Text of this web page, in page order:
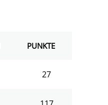
PUNKTE
27